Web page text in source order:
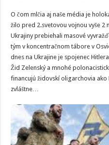
O čom mlčia aj naše média je
žilo pred 2.svetovou vojnou vyše 2
Ukrajiny prebiehali masové
tým v koncentračnom tábore v
dnes na Ukrajine je spojenec
Žid Zelenský a mnohé
financujú židovskí oligarchovia
zvláštne…